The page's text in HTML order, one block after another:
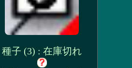
種子 (3) : 在庫切れ